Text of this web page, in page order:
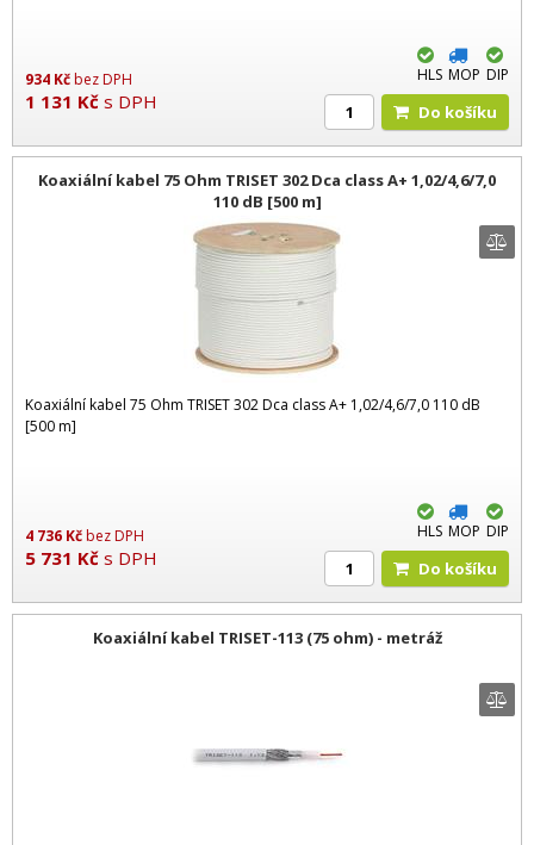
934 Kčbez DPH
1 131 Kč s DPH
HLS MOP DIP
Do košíku
Koaxiální kabel 75 Ohm TRISET 302 Dca class A+ 1,02/4,6/7,0
110 dB [500 m]
Koaxiální kabel 75 Ohm TRISET 302 Dca class A+ 1,02/4,6/7,0 110 dB
[500 m]
4 736 Kčbez DPH
5 731 Kč s DPH
HLS MOP DIP
Do košíku
Koaxiální kabel TRISET-113 (75 ohm) - metráž